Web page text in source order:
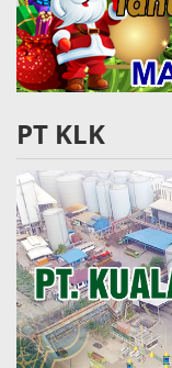
PT KLK